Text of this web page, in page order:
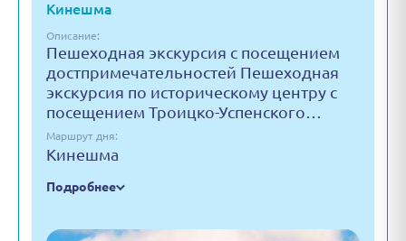
Кинешма
Описание:
Пешеходная экскурсия с посещением
достпримечательностей Пешеходная
экскурсия по историческому центру с
посещением Троицко-Успенского…
Маршрут дня:
Кинешма
Подробнее